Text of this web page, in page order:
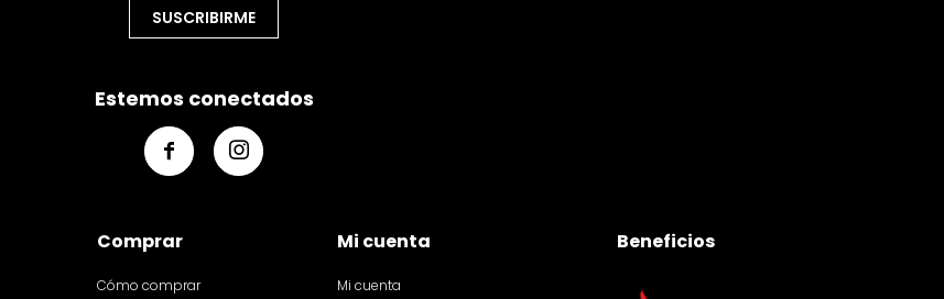
Comprar
Cómo comprar
Mi cuenta
Mi cuenta
Beneficios
SUSCRIBIRME
Estemos conectados
 